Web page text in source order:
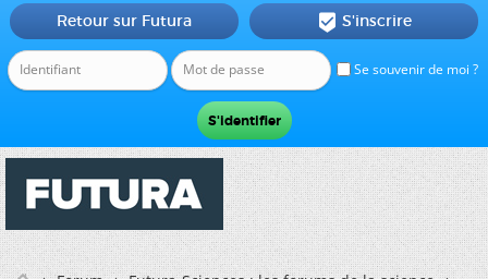
Se souvenir de moi ?
Retour sur Futura  S'inscrire